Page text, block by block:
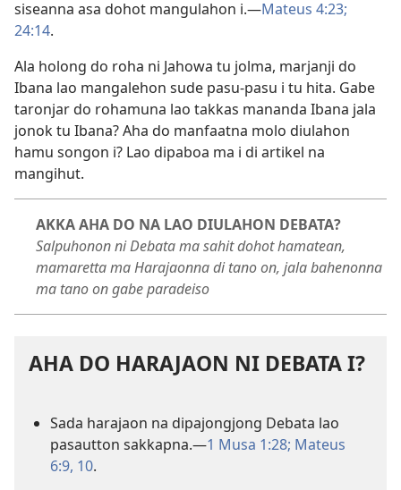
siseanna asa dohot mangulahon i.—Mateus 4:23;
24:14.
Ala holong do roha ni Jahowa tu jolma, marjanji do
Ibana lao mangalehon sude pasu-pasu i tu hita. Gabe
taronjar do rohamuna lao takkas mananda Ibana jala
jonok tu Ibana? Aha do manfaatna molo diulahon
hamu songon i? Lao dipaboa ma i di artikel na
mangihut.
AKKA AHA DO NA LAO DIULAHON DEBATA?
Salpuhonon ni Debata ma sahit dohot hamatean,
mamaretta ma Harajaonna di tano on, jala bahenonna
ma tano on gabe paradeiso
AHA DO HARAJAON NI DEBATA I?
Sada harajaon na dipajongjong Debata lao
pasautton sakkapna.—1 Musa 1:28; Mateus
6:9, 10.